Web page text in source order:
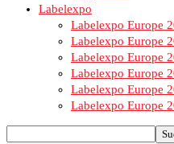
Labelexpo
Labelexpo Europe
Labelexpo Europe
Labelexpo Europe
Labelexpo Europe
Labelexpo Europe
Labelexpo Europe